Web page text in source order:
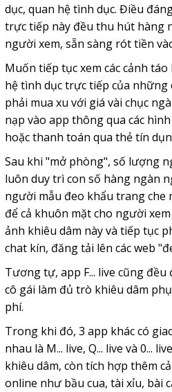
dục, quan hệ tình dục. Điều
trực tiếp này đều thu hút hàng
người xem, sẵn sàng rót tiền
Muốn tiếp tục xem các cảnh
hệ tình dục trực tiếp của
phải mua xu với giá vài chục
nạp vào app thông qua các
hoặc thanh toán qua thẻ tín
Sau khi "mở phòng", số lượng
luôn duy trì con số hàng ngàn
người mẫu đeo khẩu trang che
để cả khuôn mặt cho người
ảnh khiêu dâm này và tiếp tục
chat kín, đăng tải lên các web
Tương tự, app F... live cũng
cô gái làm đủ trò khiêu dâm
phí.
Trong khi đó, 3 app khác có
nhau là M... live, Q... live và 0...
khiêu dâm, còn tích hợp thêm
online như bầu cua, tài xỉu, bài